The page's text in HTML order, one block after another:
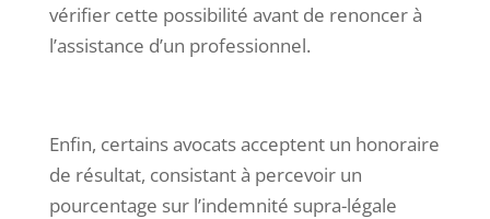
vérifier cette possibilité avant de renoncer à
l’assistance d’un professionnel.
Enfin, certains avocats acceptent un honoraire
de résultat, consistant à percevoir un
pourcentage sur l’indemnité supra-légale